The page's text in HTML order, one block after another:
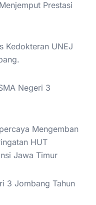
Prestasi
Kedokteran UNEJ
Negeri 3
Mengemban
HUT
Jawa Timur
3 Jombang Tahun